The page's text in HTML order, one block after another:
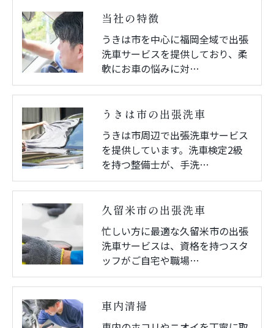
当社の特徴
うきは市を中心に福岡全域で出張
洗車サービスを提供しており、柔
軟にお車の悩みに対…
うきは市の出張洗車
うきは市周辺で出張洗車サービス
を提供しています。洗車検定2級
を持つ整備士が、手洗…
久留米市の出張洗車
忙しい方に最適な久留米市の出張
洗車サービスは、資格を持つスタ
ッフがご自宅や職場…
車内清掃